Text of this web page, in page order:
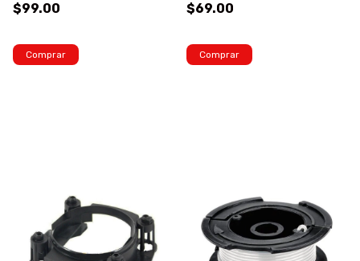
$99.00
Comprar
$69.00
Comprar